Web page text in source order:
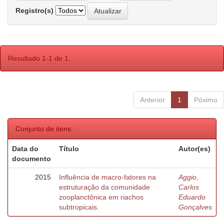
Registro(s)
Resultado 1-1 de 1.
Anterior 1 Póximo
Conjunto de itens:
Data do
documento
Título Autor(es)
2015
Influência de macro-fatores na
estruturação da comunidade
zooplanctônica em riachos
subtropicais.
Aggio,
Carlos
Eduardo
Gonçalves